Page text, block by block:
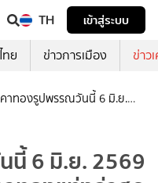
TH
เข้าสู่ระบบ
ทย ข่าวการเมือง ข่าว
าทองรูปพรรณวันนี้ 6 มิ.ย.
นี้ 6 มิ.ย. 2569